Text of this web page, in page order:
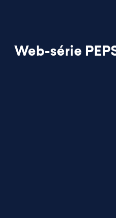
Web-série